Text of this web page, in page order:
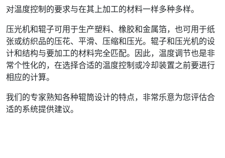
对温度控制的要求与在其上加工的材料一样多种多样。
压光机和辊子可用于生产塑料、橡胶和金属箔，也可用于纸
张或纺织品的压花、平滑、压缩和压光。辊子和压光机的设
计和结构与要加工的材料完全匹配。因此，温度调节也是非
常个性化的，在选择合适的温度控制或冷却装置之前要进行
相应的计算。
我们的专家熟知各种辊筒设计的特点，非常乐意为您评估合
适的系统提供建议。